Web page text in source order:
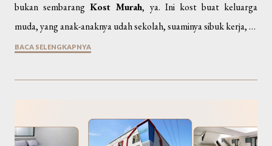
bukan sembarangKost Murah, ya. Ini kost buat keluarga
muda, yang anak-anaknya udah sekolah, suaminya sibuk kerja, …
BACA SELENGKAPNYA